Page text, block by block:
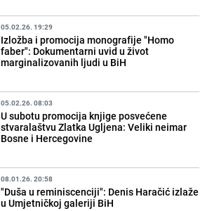
05.02.26. 19:29
Izložba i promocija monografije "Homo
faber": Dokumentarni uvid u život
marginalizovanih ljudi u BiH
05.02.26. 08:03
U subotu promocija knjige posvećene
stvaralaštvu Zlatka Ugljena: Veliki neimar
Bosne i Hercegovine
08.01.26. 20:58
"Duša u reminiscenciji": Denis Haračić izlaže
u Umjetničkoj galeriji BiH